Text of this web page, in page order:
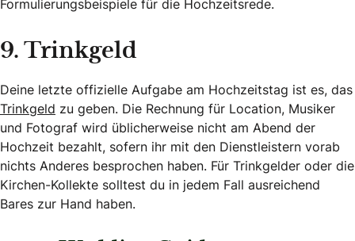
Formulierungsbeispiele für die Hochzeitsrede.
9. Trinkgeld
Deine letzte offizielle Aufgabe am Hochzeitstag ist es, das
Trinkgeld zu geben. Die Rechnung für Location, Musiker
und Fotograf wird üblicherweise nicht am Abend der
Hochzeit bezahlt, sofern ihr mit den Dienstleistern vorab
nichts Anderes besprochen haben. Für Trinkgelder oder die
Kirchen-Kollekte solltest du in jedem Fall ausreichend
Bares zur Hand haben.